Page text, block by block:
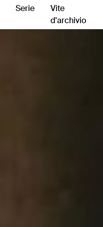
Serie
Vite
d'archivio